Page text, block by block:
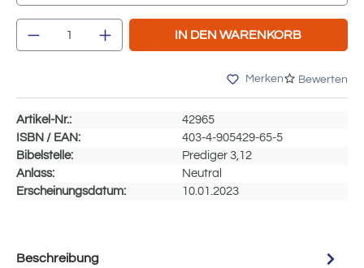
Produkt Anzahl: Gib den gewünschten
IN DEN WARENKORB
Merken Bewerten
Artikel-Nr.:
42965
ISBN / EAN:
403-4-905429-65-5
Bibelstelle:
Prediger 3,12
Anlass:
Neutral
Erscheinungsdatum:
10.01.2023
Beschreibung